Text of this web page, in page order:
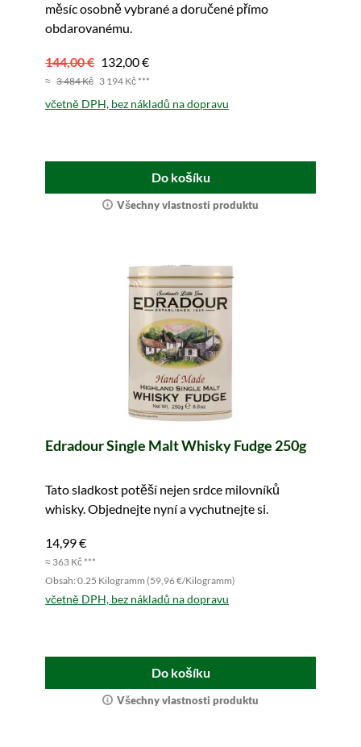
měsíc osobně vybrané a doručené přímo
obdarovanému.
144,00 € 132,00 €
≈ 3 484 Kč 3 194 Kč ***
včetně DPH, bez nákladů na dopravu
Do košíku
Všechny vlastnosti produktu
Edradour Single Malt Whisky Fudge 250g
Tato sladkost potěší nejen srdce milovníků
whisky. Objednejte nyní a vychutnejte si.
14,99 €
≈ 363 Kč ***
Obsah: 0.25 Kilogramm (59,96 €/Kilogramm)
včetně DPH, bez nákladů na dopravu
Do košíku
Všechny vlastnosti produktu